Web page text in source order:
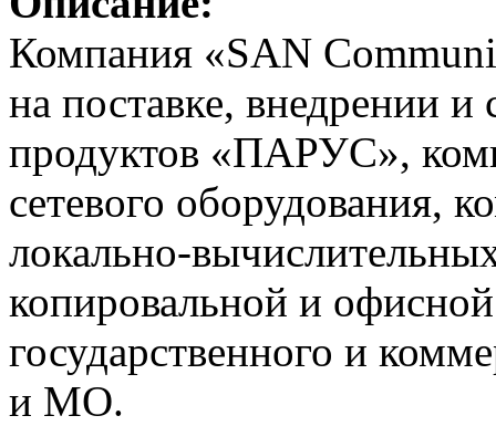
Компания «SAN
на поставке, внедрении
продуктов «ПАРУС»,
сетевого оборудования,
локально-
копировальной и
государственного и
и МО.